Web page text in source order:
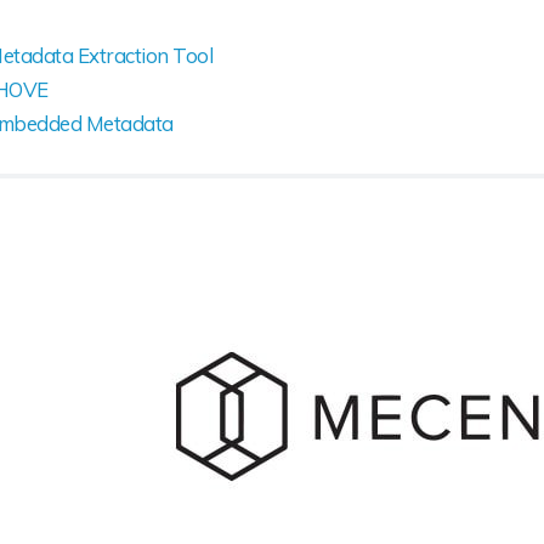
Extraction Tool
Metadata